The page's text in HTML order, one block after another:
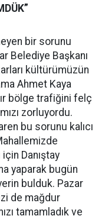
bir sorunu
Belediye Başkanı
kültürümüzün
Ahmet Kaya
bölge trafiğini felç
zorluyordu.
bu sorunu kalıcı
Danıştay
yaparak bugün
yerin bulduk. Pazar
de mağdur
tamamladık ve